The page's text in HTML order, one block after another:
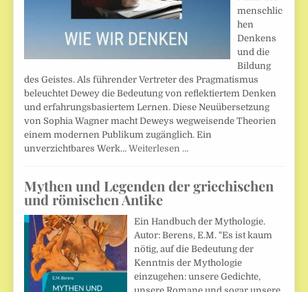
menschlic
hen
Denkens
und die
Bildung
des Geistes. Als führender Vertreter des Pragmatismus
beleuchtet Dewey die Bedeutung von reflektiertem Denken
und erfahrungsbasiertem Lernen. Diese Neuübersetzung
von Sophia Wagner macht Deweys wegweisende Theorien
einem modernen Publikum zugänglich. Ein
unverzichtbares Werk…Weiterlesen …
Mythen und Legenden der griechischen
und römischen Antike
Ein Handbuch der Mythologie.
Autor: Berens, E.M. "Es ist kaum
nötig, auf die Bedeutung der
Kenntnis der Mythologie
einzugehen: unsere Gedichte,